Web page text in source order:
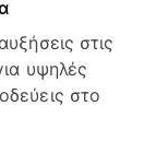
στις
υψηλές
στο